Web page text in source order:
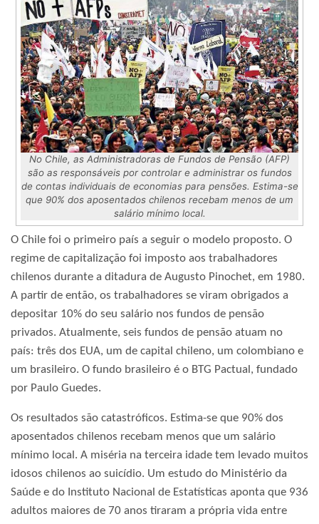
No Chile, as Administradoras de Fundos de Pensão (AFP)
são as responsáveis por controlar e administrar os fundos
de contas individuais de economias para pensões. Estima-se
que 90% dos aposentados chilenos recebam menos de um
salário mínimo local.
O Chile foi o primeiro país a seguir o modelo proposto. O
regime de capitalização foi imposto aos trabalhadores
chilenos durante a ditadura de Augusto Pinochet, em 1980.
A partir de então, os trabalhadores se viram obrigados a
depositar 10% do seu salário nos fundos de pensão
privados. Atualmente, seis fundos de pensão atuam no
país: três dos EUA, um de capital chileno, um colombiano e
um brasileiro. O fundo brasileiro é o BTG Pactual, fundado
por Paulo Guedes.
Os resultados são catastróficos. Estima-se que 90% dos
aposentados chilenos recebam menos que um salário
mínimo local. A miséria na terceira idade tem levado muitos
idosos chilenos ao suicídio. Um estudo do Ministério da
Saúde e do Instituto Nacional de Estatísticas aponta que 936
adultos maiores de 70 anos tiraram a própria vida entre